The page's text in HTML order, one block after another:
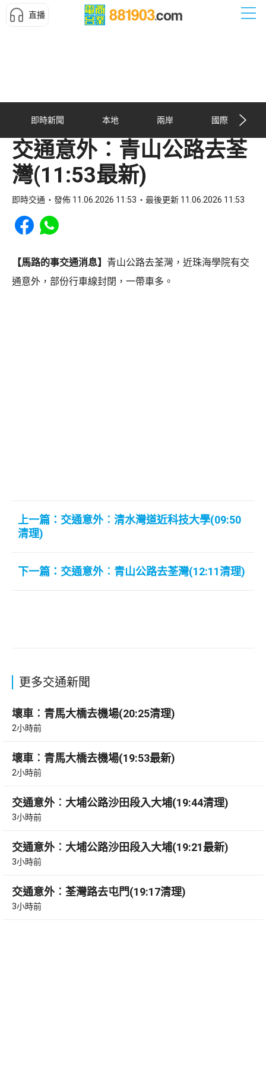
直播
即時新聞 本地 兩岸 國際
交通意外︰青山公路去荃
灣(11:53最新)
即時交通 發佈 11.06.2026 11:53 最後更新 11.06.2026 11:53
Share to Facebook
Share to WhatsApp
【馬路的事交通消息】 青山公路去荃灣，近珠海學院有交
通意外，部份行車線封閉，一帶車多。
上一篇：交通意外︰清水灣道近科技大學(09:50
清理)
下一篇：交通意外︰青山公路去荃灣(12:11清理)
更多交通新聞
壞車︰青馬大橋去機場(20:25清理)
2小時前
壞車︰青馬大橋去機場(19:53最新)
2小時前
交通意外︰大埔公路沙田段入大埔(19:44清理)
3小時前
交通意外︰大埔公路沙田段入大埔(19:21最新)
3小時前
交通意外︰荃灣路去屯門(19:17清理)
3小時前